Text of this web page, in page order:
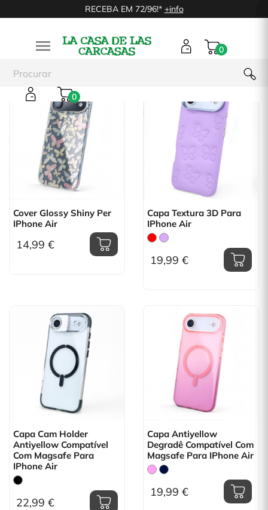
RECEBA EM 72/96!* +info
 0
0
Cover Glossy Shiny Per
IPhone Air
14,99 €
Capa Textura 3D Para
IPhone Air
19,99 €
Capa Cam Holder
Antiyellow Compatível
Com Magsafe Para
IPhone Air
22,99 €
Capa Antiyellow
Degradê Compatível Com
Magsafe Para IPhone Air
19,99 €